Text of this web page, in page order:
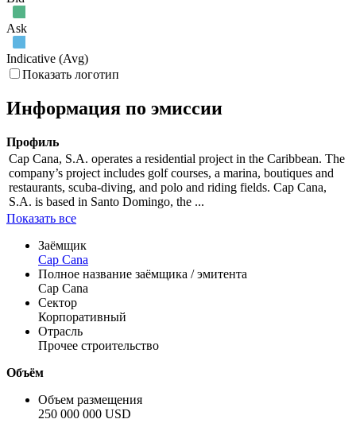
Ask
Indicative (Avg)
Показать логотип
Информация по эмиссии
Профиль
Cap Cana, S.A. operates a residential project in the Caribbean. The
company’s project includes golf courses, a marina, boutiques and
restaurants, scuba-diving, and polo and riding fields. Cap Cana,
S.A. is based in Santo Domingo, the ...
Показать все
Заёмщик
Cap Cana
Полное название заёмщика / эмитента
Cap Cana
Сектор
Корпоративный
Отрасль
Прочее строительство
Объём
Объем размещения
250 000 000 USD